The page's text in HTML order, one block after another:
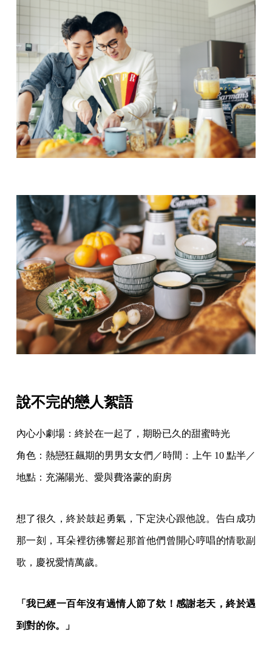
說不完的戀人絮語
內心小劇場：終於在一起了，期盼已久的甜蜜時光
角色：熱戀狂飆期的男男女女們／時間：上午 10 點半／
地點：充滿陽光、愛與費洛蒙的廚房
想了很久，終於鼓起勇氣，下定決心跟他說。告白成功
那一刻，耳朵裡彷彿響起那首他們曾開心哼唱的情歌副
歌，慶祝愛情萬歲。
「我已經一百年沒有過情人節了欸！感謝老天，終於遇
到對的你。」